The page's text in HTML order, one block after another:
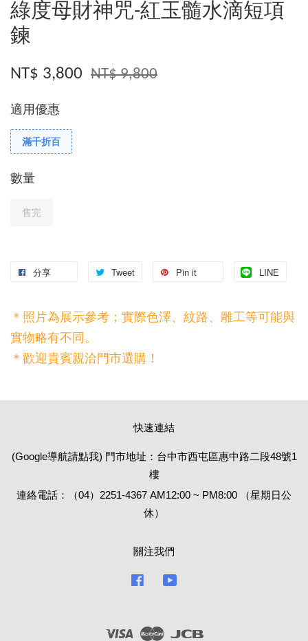
綠度母財神咒-紅玉髓水滴短項
鍊
NT$ 3,800 NT$ 9,800
適用優惠
滿千折百
數量
售完
分享 Tweet Pin it LINE
＊照片為展示參考；實際色澤、紋路、雕工等可能與
實物略有不同。
＊歡迎貴賓親洽門市選購！
快速連結
(Google導航請點我) 門市地址：台中市西屯區惠中路二段48號1
樓
連絡電話：（04）2251-4367 AM12:00 ~ PM8:00 （星期日公
休）
關注我們
Facebook
Visa Master JCB